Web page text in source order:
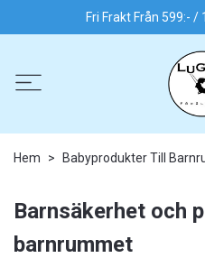
Fri Frakt Från 599:- /
Hem Babyprodukter Till
Barnsäkerhet och
barnrummet